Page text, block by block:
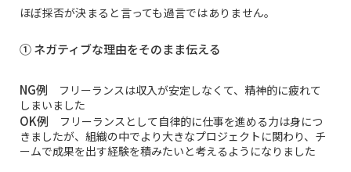
ほぼ採否が決まると言っても過言ではありません。
① ネガティブな理由をそのまま伝える
NG例 フリーランスは収入が安定しなくて、精神的に疲れて
しまいました
OK例 フリーランスとして自律的に仕事を進める力は身につ
きましたが、組織の中でより大きなプロジェクトに関わり、チ
ームで成果を出す経験を積みたいと考えるようになりました